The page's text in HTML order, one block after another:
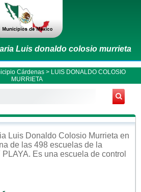
Luis donaldo colosio murrieta
Cárdenas> LUIS DONALDO COLOSIO
MURRIETA
Luis Donaldo Colosio Murrieta en
de las 498 escuelas de la
PLAYA. Es una escuela de control